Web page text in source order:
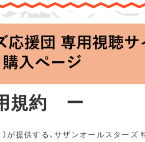
ます!!～」
ナ
規約 ー
が提供する、サザンオールスターズ